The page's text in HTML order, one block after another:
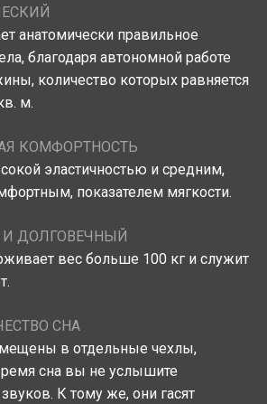
анатомически правильное
благодаря автономной работе
количество которых равняется
м.
КОМФОРТНОСТЬ
эластичностью и средним,
показателем мягкости.
ДОЛГОВЕЧНЫЙ
вес больше 100 кг и служит
СНА
в отдельные чехлы,
сна вы не услышите
К тому же, они гасят